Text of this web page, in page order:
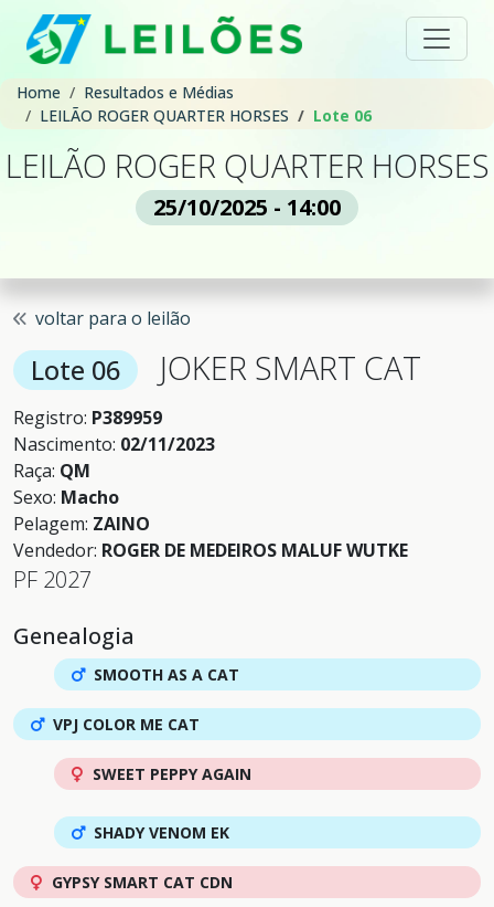
Home
Resultados e Médias
LEILÃO ROGER QUARTER HORSES
Lote 06
LEILÃO ROGER QUARTER HORSES
25/10/2025 - 14:00
voltar para o leilão
Lote 06 JOKER SMART CAT
Registro: P389959
Nascimento: 02/11/2023
Raça: QM
Sexo: Macho
Pelagem: ZAINO
Vendedor: ROGER DE MEDEIROS MALUF WUTKE
PF 2027
Genealogia
SMOOTH AS A CAT
VPJ COLOR ME CAT
SWEET PEPPY AGAIN
SHADY VENOM EK
GYPSY SMART CAT CDN